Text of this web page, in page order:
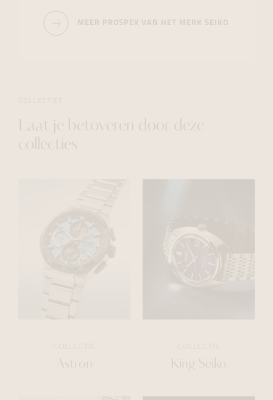
MEER PROSPEX VAN HET MERK SEIKO
Laat je betoveren door deze
collecties
Astron King Seiko